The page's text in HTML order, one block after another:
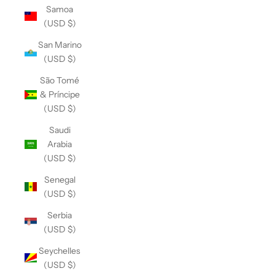
Samoa
(USD $)
San Marino
(USD $)
São Tomé
& Príncipe
(USD $)
Saudi
Arabia
(USD $)
Senegal
(USD $)
Serbia
(USD $)
Seychelles
(USD $)